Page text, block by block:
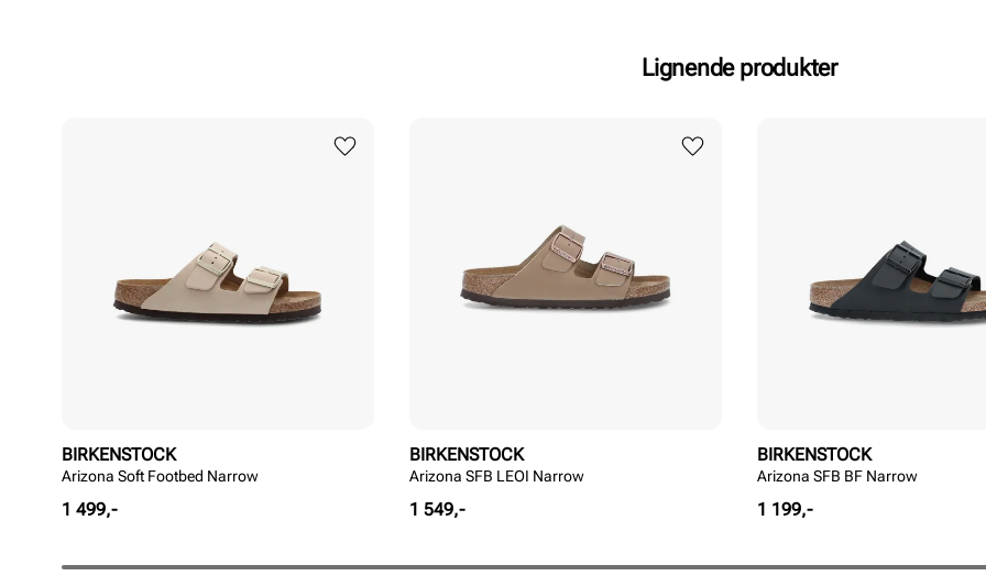
Lignende produkter
BIRKENSTOCK
Arizona Soft Footbed Narrow
Pris
1 499,-
BIRKENSTOCK
Arizona SFB LEOI Narrow
Pris
1 549,-
BIRKENSTOCK
Arizona SFB BF Narrow
Pris
1 199,-